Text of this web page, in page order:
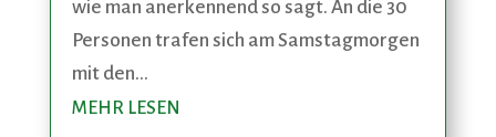
wie man anerkennend so sagt. An die 30
Personen trafen sich am Samstagmorgen
mit den...
MEHR LESEN